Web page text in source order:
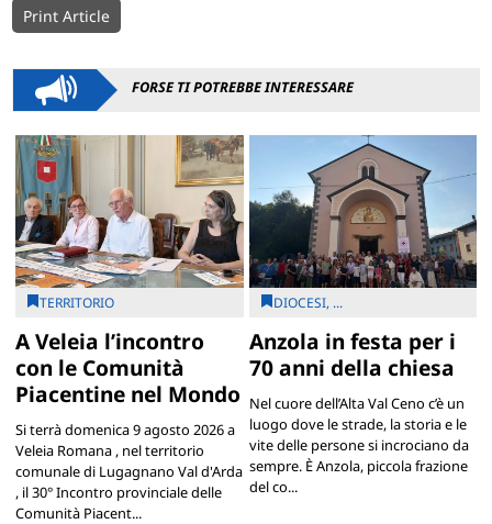
Print Article
FORSE TI POTREBBE INTERESSARE
TERRITORIO
A Veleia l’incontro
con le Comunità
Piacentine nel Mondo
Si terrà domenica 9 agosto 2026 a
Veleia Romana , nel territorio
comunale di Lugagnano Val d'Arda
, il 30° Incontro provinciale delle
Comunità Piacent...
DIOCESI, ...
Anzola in festa per i
70 anni della chiesa
Nel cuore dell’Alta Val Ceno c’è un
luogo dove le strade, la storia e le
vite delle persone si incrociano da
sempre. È Anzola, piccola frazione
del co...